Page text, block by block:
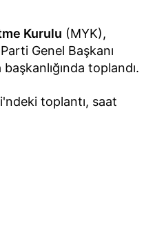
Kurulu (MYK),
Genel Başkanı
başkanlığında toplandı.
toplantı, saat